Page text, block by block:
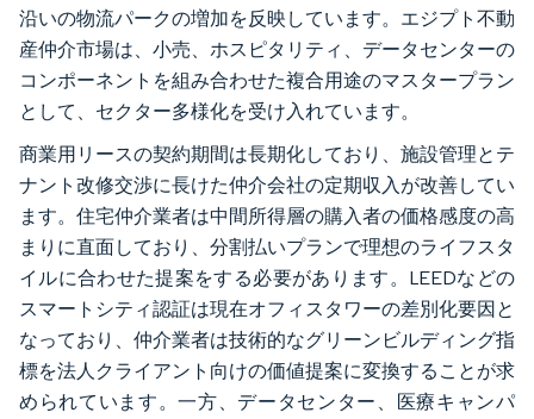
沿いの物流パークの増加を反映しています。エジプト不動
産仲介市場は、小売、ホスピタリティ、データセンターの
コンポーネントを組み合わせた複合用途のマスタープラン
として、セクター多様化を受け入れています。
商業用リースの契約期間は長期化しており、施設管理とテ
ナント改修交渉に長けた仲介会社の定期収入が改善してい
ます。住宅仲介業者は中間所得層の購入者の価格感度の高
まりに直面しており、分割払いプランで理想のライフスタ
イルに合わせた提案をする必要があります。LEEDなどの
スマートシティ認証は現在オフィスタワーの差別化要因と
なっており、仲介業者は技術的なグリーンビルディング指
標を法人クライアント向けの価値提案に変換することが求
められています。一方、データセンター、医療キャンパ